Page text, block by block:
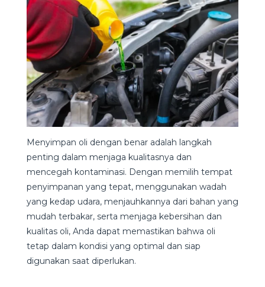
Menyimpan oli dengan benar adalah langkah
penting dalam menjaga kualitasnya dan
mencegah kontaminasi. Dengan memilih tempat
penyimpanan yang tepat, menggunakan wadah
yang kedap udara, menjauhkannya dari bahan yang
mudah terbakar, serta menjaga kebersihan dan
kualitas oli, Anda dapat memastikan bahwa oli
tetap dalam kondisi yang optimal dan siap
digunakan saat diperlukan.